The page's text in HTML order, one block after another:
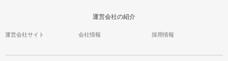
運営会社の紹介
運営会社サイト 会社情報 採用情報